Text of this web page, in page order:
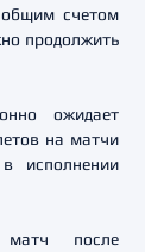
общим счетом
продолжить
ожидает
на матчи
исполнении
после